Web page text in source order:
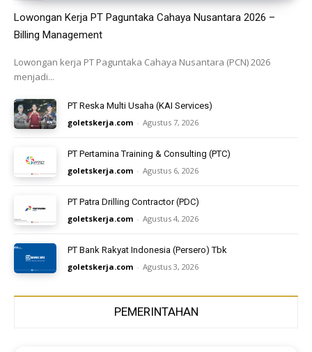
Lowongan Kerja PT Paguntaka Cahaya Nusantara 2026 –
Billing Management
Lowongan kerja PT Paguntaka Cahaya Nusantara (PCN) 2026
menjadi...
PT Reska Multi Usaha (KAI Services)
goletskerja.com - Agustus 7, 2026
PT Pertamina Training & Consulting (PTC)
goletskerja.com - Agustus 6, 2026
PT Patra Drilling Contractor (PDC)
goletskerja.com - Agustus 4, 2026
PT Bank Rakyat Indonesia (Persero) Tbk
goletskerja.com - Agustus 3, 2026
PEMERINTAHAN